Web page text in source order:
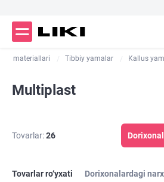
materiallari Tibbiy yamalar Kallus
Multiplast
Tovarlar:26
Tovarlar ro‘yxati Dorixonalardagi